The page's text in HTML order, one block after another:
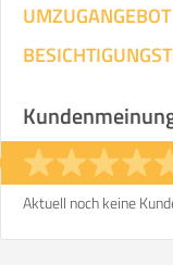
Aktuell noch keine